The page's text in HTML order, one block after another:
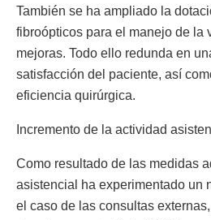
También se ha ampliado la
fibroópticos para el manejo de la
mejoras. Todo ello redunda en
satisfacción del paciente, así
eficiencia quirúrgica.
Incremento de la actividad
Como resultado de las medidas
asistencial ha experimentado un
el caso de las consultas